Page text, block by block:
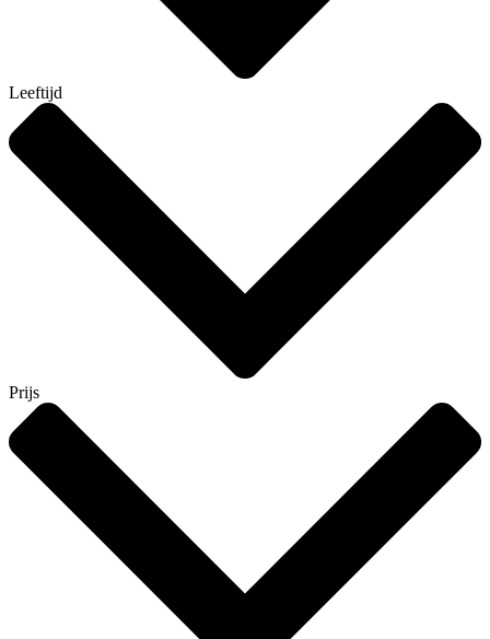
Leeftijd
Prijs